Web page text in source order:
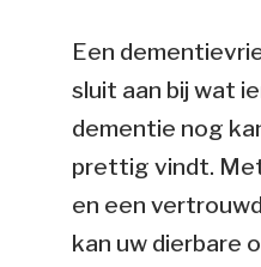
Een
sluit aan bij wat
dementie nog
prettig vindt.
en een
kan uw dierbare